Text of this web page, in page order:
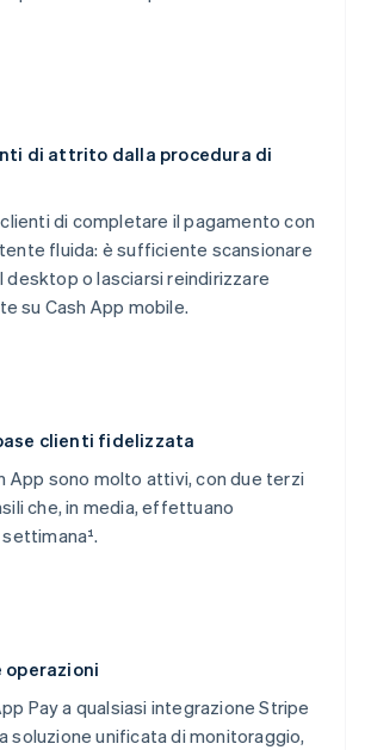
di attrito dalla procedura di
di completare il pagamento con
fluida: è sufficiente scansionare
desktop o lasciarsi reindirizzare
su Cash App mobile.
clienti fidelizzata
App sono molto attivi, con due terzi
che, in media, effettuano
Pay a qualsiasi integrazione Stripe
soluzione unificata di monitoraggio,